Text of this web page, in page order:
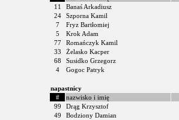
11
Banaś Arkadiusz
24
Szporna Kamil
7
Fryz Bartłomiej
5
Krok Adam
77
Romańczyk Kamil
33
Żelasko Kacper
68
Susidko Grzegorz
4
Gogoc Patryk
napastnicy
#
nazwisko i imię
99
Drąg Krzysztof
49
Bodziony Damian